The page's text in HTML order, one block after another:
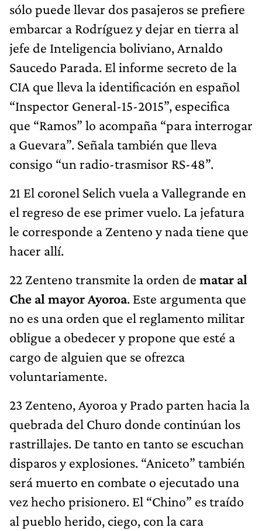
sólo puede llevar dos pasajeros se prefiere
embarcar a Rodríguez y dejar en tierra al
jefe de Inteligencia boliviano, Arnaldo
Saucedo Parada. El informe secreto de la
CIA que lleva la identificación en español
“Inspector General-15-2015”, especifica
que “Ramos” lo acompaña “para interrogar
a Guevara”. Señala también que lleva
consigo “un radio-trasmisor RS-48”.
21 El coronel Selich vuela a Vallegrande en
el regreso de ese primer vuelo. La jefatura
le corresponde a Zenteno y nada tiene que
hacer allí.
22 Zenteno transmite la orden de matar al
Che al mayor Ayoroa. Este argumenta que
no es una orden que el reglamento militar
obligue a obedecer y propone que esté a
cargo de alguien que se ofrezca
voluntariamente.
23 Zenteno, Ayoroa y Prado parten hacia la
quebrada del Churo donde continúan los
rastrillajes. De tanto en tanto se escuchan
disparos y explosiones. “Aniceto” también
será muerto en combate o ejecutado una
vez hecho prisionero. El “Chino” es traído
al pueblo herido, ciego, con la cara